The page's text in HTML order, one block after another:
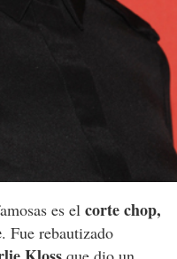
es elcorte chop,
. Fue rebautizado